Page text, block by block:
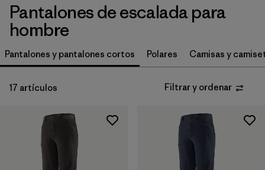
(8)
(8)
(7)
Pantalones de escalada para
hombre
Pantalones y pantalones cortos Polares Camisas y
17 artículos Filtrar y ordenar